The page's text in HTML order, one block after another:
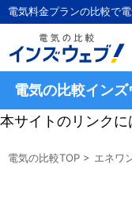
電気料金プランの比較で電
電気の比較インズ
本サイトのリンク
電気の比較TOP > エネワ